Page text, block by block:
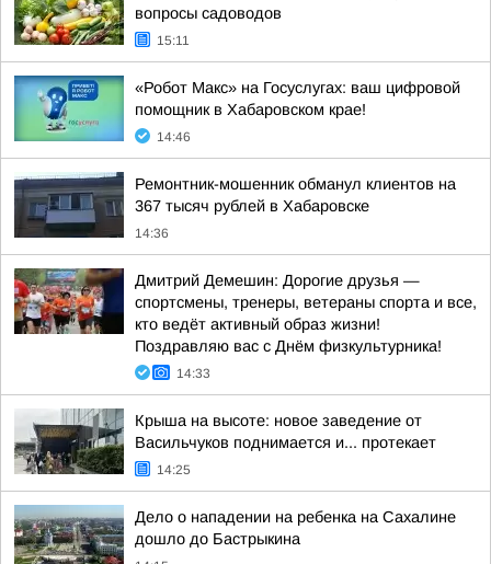
вопросы садоводов
15:11
«Робот Макс» на Госуслугах: ваш цифровой
помощник в Хабаровском крае!
14:46
Ремонтник-мошенник обманул клиентов на
367 тысяч рублей в Хабаровске
14:36
Дмитрий Демешин: Дорогие друзья —
спортсмены, тренеры, ветераны спорта и все,
кто ведёт активный образ жизни!
Поздравляю вас с Днём физкультурника!
14:33
Крыша на высоте: новое заведение от
Васильчуков поднимается и... протекает
14:25
Дело о нападении на ребенка на Сахалине
дошло до Бастрыкина